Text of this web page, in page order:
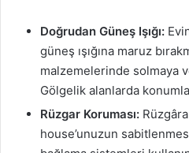
Doğrudan Güneş Işığı:
güneş ışığına maruz
malzemelerinde solmaya
Gölgelik alanlarda
Rüzgar Koruması:
house’unuzun